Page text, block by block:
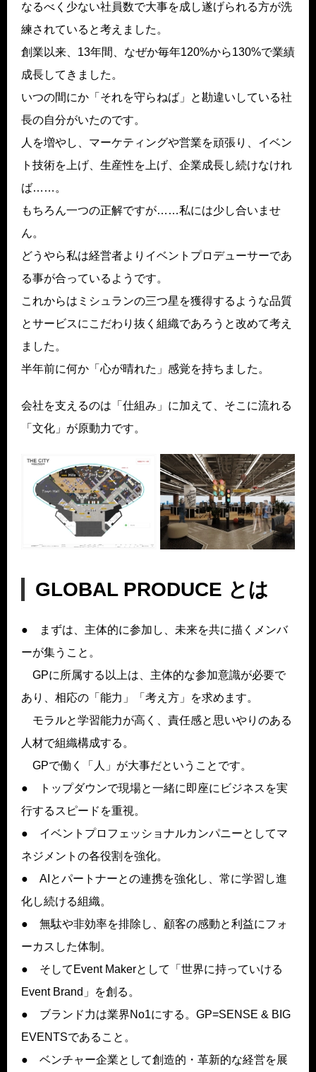
なるべく少ない社員数で大事を成し遂げられる方が洗
練されていると考えました。
創業以来、13年間、なぜか毎年120%から130%で業績
成長してきました。
いつの間にか「それを守らねば」と勘違いしている社
長の自分がいたのです。
人を増やし、マーケティングや営業を頑張り、イベン
ト技術を上げ、生産性を上げ、企業成長し続けなけれ
ば……。
もちろん一つの正解ですが……私には少し合いませ
ん。
どうやら私は経営者よりイベントプロデューサーであ
る事が合っているようです。
これからはミシュランの三つ星を獲得するような品質
とサービスにこだわり抜く組織であろうと改めて考え
ました。
半年前に何か「心が晴れた」感覚を持ちました。
会社を支えるのは「仕組み」に加えて、そこに流れる
「文化」が原動力です。
GLOBAL PRODUCE とは
● まずは、主体的に参加し、未来を共に描くメンバ
ーが集うこと。
GPに所属する以上は、主体的な参加意識が必要で
あり、相応の「能力」「考え方」を求めます。
モラルと学習能力が高く、責任感と思いやりのある
人材で組織構成する。
GPで働く「人」が大事だということです。
● トップダウンで現場と一緒に即座にビジネスを実
行するスピードを重視。
● イベントプロフェッショナルカンパニーとしてマ
ネジメントの各役割を強化。
● AIとパートナーとの連携を強化し、常に学習し進
化し続ける組織。
● 無駄や非効率を排除し、顧客の感動と利益にフォ
ーカスした体制。
● そしてEvent Makerとして「世界に持っていける
Event Brand」を創る。
● ブランド力は業界No1にする。GP=SENSE & BIG
EVENTSであること。
● ベンチャー企業として創造的・革新的な経営を展